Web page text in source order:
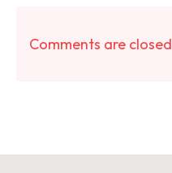
Comments are closed